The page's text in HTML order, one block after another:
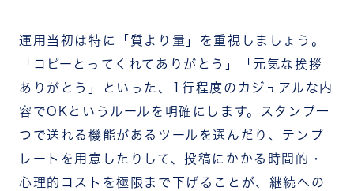
運用当初は特に「質より量」を重視しましょう。
「コピーとってくれてありがとう」「元気な挨拶
ありがとう」といった、1行程度のカジュアルな内
容でOKというルールを明確にします。スタンプ一
つで送れる機能があるツールを選んだり、テンプ
レートを用意したりして、投稿にかかる時間的・
心理的コストを極限まで下げることが、継続への